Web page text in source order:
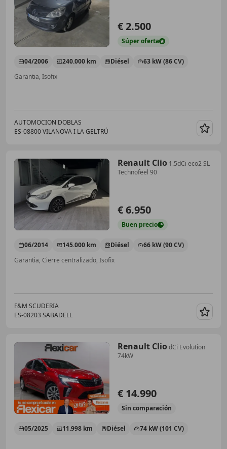
€ 2.500
Súperoferta
04/2006 240.000 km Diésel
63 kW (86 CV)
Garantia, Isofix
AUTOMOCION DOBLAS
ES-08800 VILANOVA I LA GELTRÚ
Renault Clio 1.5dCi eco2 SL
Technofeel 90
€ 6.950
Buen precio
06/2014 145.000 km Diésel
66 kW (90 CV)
Garantia, Cierre centralizado, Isofix
F&M SCUDERIA
ES-08203 SABADELL
Renault Clio dCi Evolution
74kW
€ 14.990
Sin comparación
05/2025 11.998 km Diésel 74 kW (101 CV)